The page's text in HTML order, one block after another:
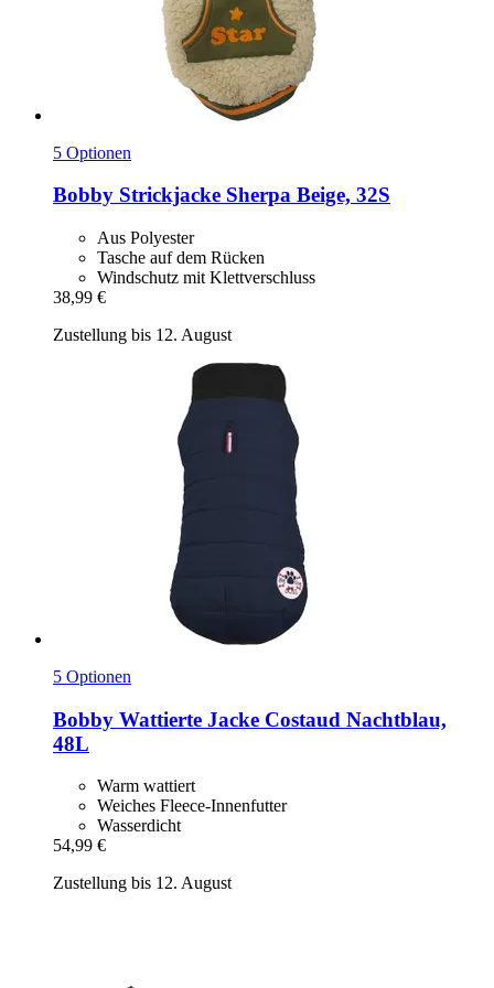
5 Optionen
Bobby Strickjacke Sherpa Beige, 32S
Aus Polyester
Tasche auf dem Rücken
Windschutz mit Klettverschluss
38,99 €
Zustellung bis 12. August
5 Optionen
Bobby Wattierte Jacke Costaud Nachtblau,
48L
Warm wattiert
Weiches Fleece-Innenfutter
Wasserdicht
54,99 €
Zustellung bis 12. August